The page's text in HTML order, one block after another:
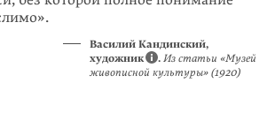
Василий Кандинский,
художник
. Из статьи «Музей
живописной культуры» (1920)